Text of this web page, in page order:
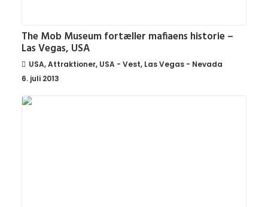
The Mob Museum fortæller mafiaens historie –
Las Vegas, USA
USA,Attraktioner, USA - Vest, Las Vegas - Nevada
6. juli 2013